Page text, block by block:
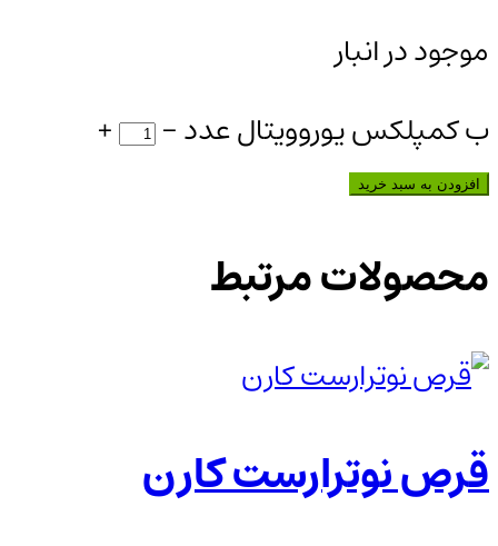
موجود در انبار
ب کمپلکس یوروویتال عدد-
+
افزودن به سبد خرید
محصولات مرتبط
قرص نوترارست کارن